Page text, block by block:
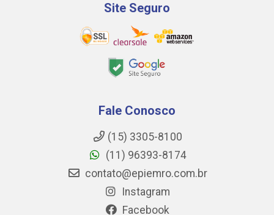
Site Seguro
Fale Conosco
(15) 3305-8100
(11) 96393-8174
contato@epiemro.com.br
Instagram
Facebook